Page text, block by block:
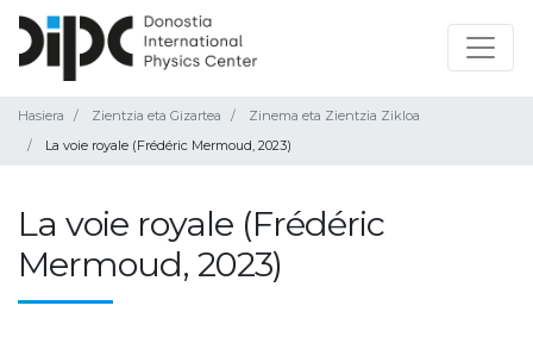
Hasiera Zientzia eta Gizartea
Zinema eta Zientzia Zikloa
La voie royale (Frédéric Mermoud, 2023)
La voie royale (Frédéric
Mermoud, 2023)